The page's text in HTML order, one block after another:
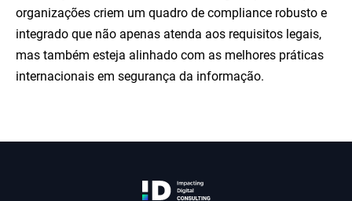
organizações criem um quadro de compliance robusto e
integrado que não apenas atenda aos requisitos legais,
mas também esteja alinhado com as melhores práticas
internacionais em segurança da informação.